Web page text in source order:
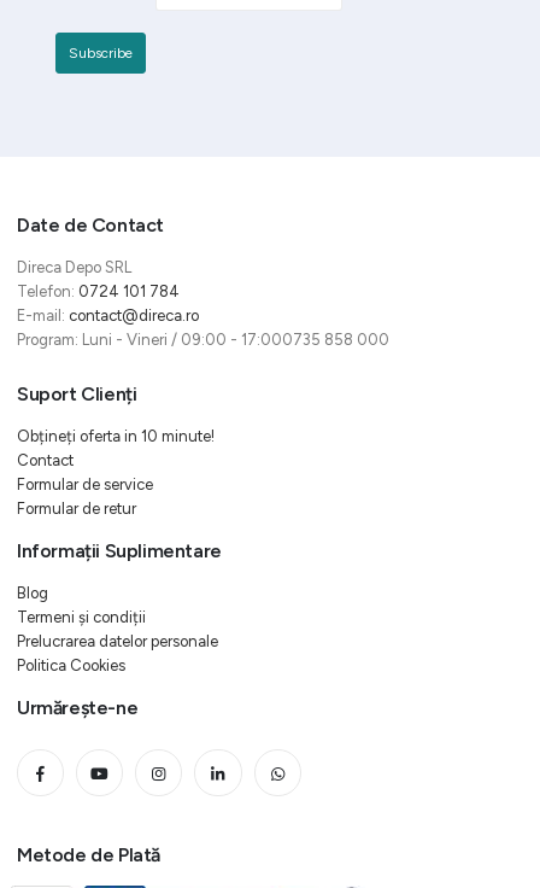
Date de Contact
Direca Depo SRL
Telefon: 0724 101 784
E-mail: contact@direca.ro
Program: Luni - Vineri / 09:00 - 17:000735 858 000
Suport Clienți
Obțineți oferta in 10 minute!
Contact
Formular de service
Formular de retur
Informații Suplimentare
Blog
Termeni și condiții
Prelucrarea datelor personale
Politica Cookies
Urmărește-ne
Metode de Plată